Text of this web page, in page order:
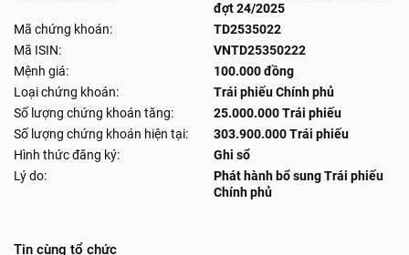
đợt 24/2025
Mã chứng khoán:
TD2535022
Mã ISIN:
VNTD25350222
Mệnh giá:
100.000 đồng
Loại chứng khoán:
Trái phiếu Chính phủ
Số lượng chứng khoán tăng:
25.000.000 Trái phiếu
Số lượng chứng khoán hiện tại:
303.900.000 Trái phiếu
Hình thức đăng ký:
Ghi sổ
Lý do:
Phát hành bổ sung Trái phiếu
Chính phủ
Tin cùng tổ chức